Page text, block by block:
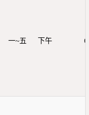
一~五 下午 0